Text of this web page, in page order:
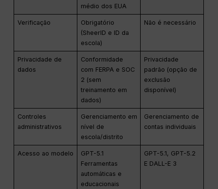
médio dos EUA
Verificação
Obrigatório
(SheerID e ID da
escola)
Não é necessário
Privacidade de
dados
Conformidade
com FERPA e SOC
2 (sem
treinamento em
dados)
Privacidade
padrão (opção de
exclusão
disponível)
Controles
administrativos
Gerenciamento em
nível de
escola/distrito
Gerenciamento de
contas individuais
Acesso ao modelo
GPT-5.1
Ferramentas
automáticas e
educacionais
GPT-5.1, GPT-5.2
E DALL-E 3